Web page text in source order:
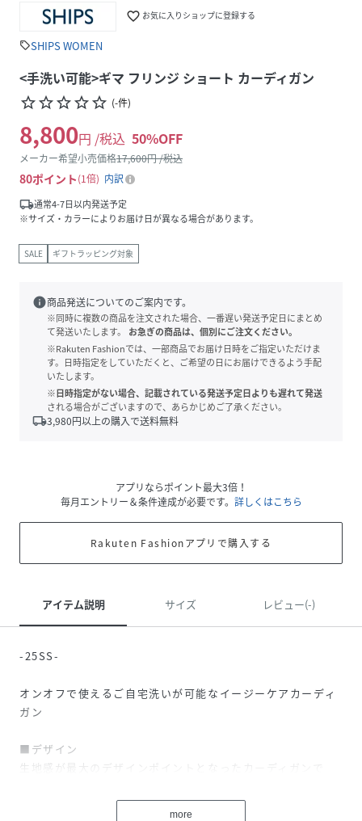
favorite_border お気に入りショップに登録する
sellSHIPS WOMEN
<手洗い可能>ギマ フリンジ ショート カーディガン
star_borderstar_borderstar_borderstar_borderstar_border (-件)
8,800円 /税込 50%OFF
メーカー希望小売価格17,600円 /税込
80ポイント 1倍
内訳
local_shipping通常4-7日以内発送予定
※サイズ・カラーによりお届け日が異なる場合があります。
SALE ギフトラッピング対象
info商品発送についてのご案内です。
※同時に複数の商品を注文された場合、一番遅い発送予定日にまとめ
て発送いたします。
お急ぎの商品は、個別にご注文ください。
※Rakuten Fashionでは、一部商品でお届け日時をご指定いただけま
す。日時指定をしていただくと、ご希望の日にお届けできるよう手配
いたします。
※日時指定がない場合、記載されている発送予定日よりも遅れて発送
される場合がございますので、あらかじめご了承ください。
local_shipping3,980円以上の購入で送料無料
アプリならポイント最大3倍！
毎月エントリー＆条件達成が必要です。 詳しくはこちら
Rakuten Fashionアプリで購入する
アイテム説明 サイズ レビュー(-)
-25SS-
オンオフで使えるご自宅洗いが可能なイージーケアカーディ
ガン
■デザイン
生地感が最大のデザインポイントとなったカーディガンで
気太りしないような、大きすぎず程よいサイズ感になってい
more